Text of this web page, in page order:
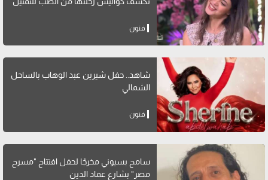
فنون
شاهد.. حفل شيرين عبد الوهاب بالساحل
الشمالي
فنون
سامح بسيوني مخرجًا لحفل افتتاح "مسرح
مصر" بشارع عماد الدين